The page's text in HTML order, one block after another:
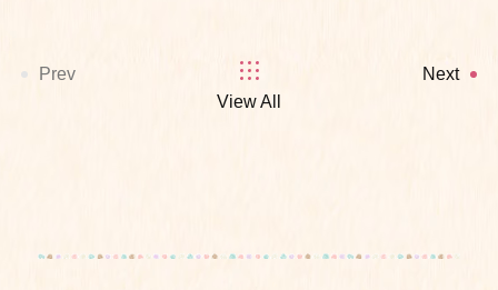
Prev
View All
Next